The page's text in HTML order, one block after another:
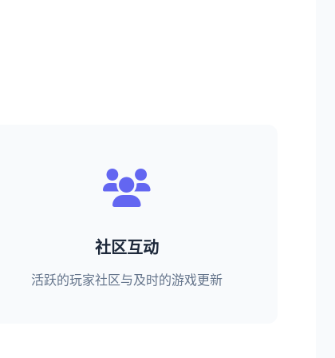
社区互动
活跃的玩家社区与及时的游戏更新